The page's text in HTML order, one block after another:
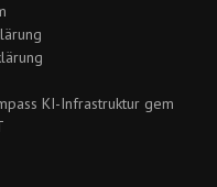
KI-Infrastruktur gem